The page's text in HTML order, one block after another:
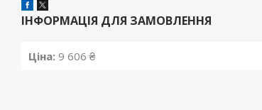
ІНФОРМАЦІЯ ДЛЯ ЗАМОВЛЕННЯ
Ціна: 9 606 ₴